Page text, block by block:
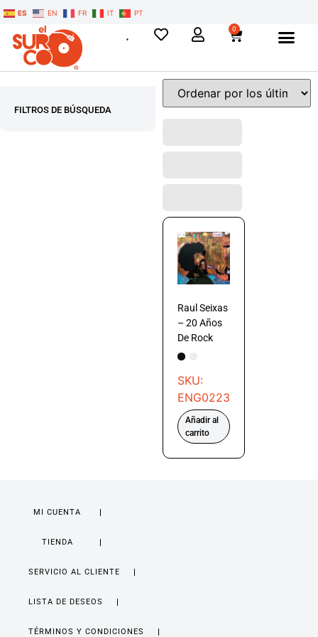
ES EN FR IT PT
0
FILTROS DE BÚSQUEDA
Raul Seixas
– 20 Años
De Rock
SKU:
ENG0223
Añadir al
carrito
MI CUENTA
TIENDA
SERVICIO AL CLIENTE
LISTA DE DESEOS
TÉRMINOS Y CONDICIONES